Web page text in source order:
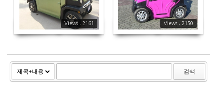
Views : 2161
2161
Views : 2150
2150
검색